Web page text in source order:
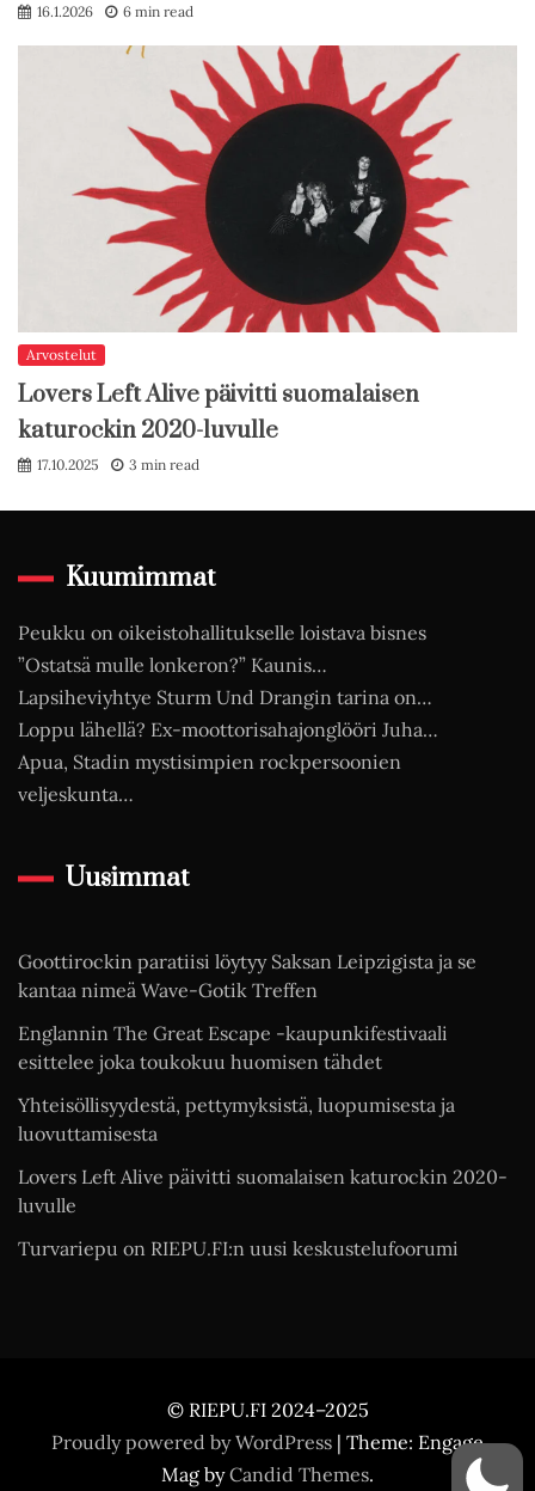
16.1.2026 6 min read
Arvostelut
Lovers Left Alive päivitti suomalaisen
katurockin 2020-luvulle
17.10.2025 3 min read
Kuumimmat
Peukku on oikeistohallitukselle loistava bisnes
”Ostatsä mulle lonkeron?” Kaunis…
Lapsiheviyhtye Sturm Und Drangin tarina on…
Loppu lähellä? Ex-moottorisahajonglööri Juha…
Apua, Stadin mystisimpien rockpersoonien
veljeskunta…
Uusimmat
Goottirockin paratiisi löytyy Saksan Leipzigista ja se
kantaa nimeä Wave-Gotik Treffen
Englannin The Great Escape -kaupunkifestivaali
esittelee joka toukokuu huomisen tähdet
Yhteisöllisyydestä, pettymyksistä, luopumisesta ja
luovuttamisesta
Lovers Left Alive päivitti suomalaisen katurockin 2020-
luvulle
Turvariepu on RIEPU.FI:n uusi keskustelufoorumi
© RIEPU.FI 2024–2025
Proudly powered by WordPress | Theme: Engage
Mag byCandid Themes.